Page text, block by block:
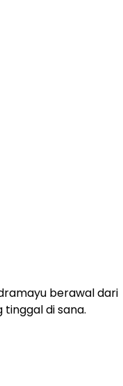
berawal dari
di sana.